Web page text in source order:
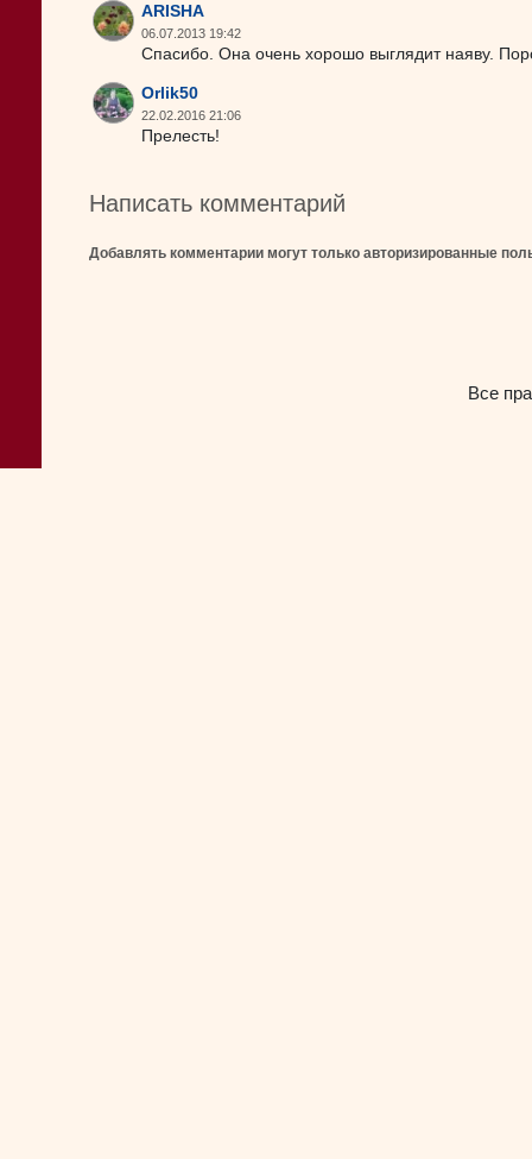
ARISHA
06.07.2013 19:42
Спасибо. Она очень хорошо выглядит наяву.
Orlik50
22.02.2016 21:06
Прелесть!
Написать комментарий
Добавлять комментарии могут только авторизированные
Все